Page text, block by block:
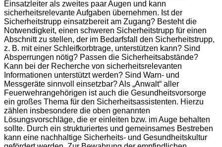
Einsatzleiter als zweites paar Augen und kann
sicherheitsrelevante Aufgaben übernehmen. Ist der
Sicherheitstrupp einsatzbereit am Zugang? Besteht die
Notwendigkeit, einen schweren Sicherheitstrupp für einen
Abschnitt zu stellen, der im Bedarfsfall den Sicherheitstrupp,
z. B. mit einer Schleifkorbtrage, unterstützen kann? Sind
Absperrungen nötig? Passen die Sicherheitsabstände?
Kann bei der Recherche von sicherheitsrelevanten
Informationen unterstützt werden? Sind Warn- und
Messgeräte sinnvoll einsetzbar? Als „Anwalt“ aller
Feuerwehrangehörigen ist auch die Gesundheitsvorsorge
ein großes Thema für den Sicherheitsassistenten. Hierzu
zählen insbesondere die oben genannten
Lösungsvorschläge, die er einleiten bzw. im Auge behalten
sollte. Durch ein strukturiertes und gemeinsames Bestreben
kann eine nachhaltige Sicherheits- und Gesundheitskultur